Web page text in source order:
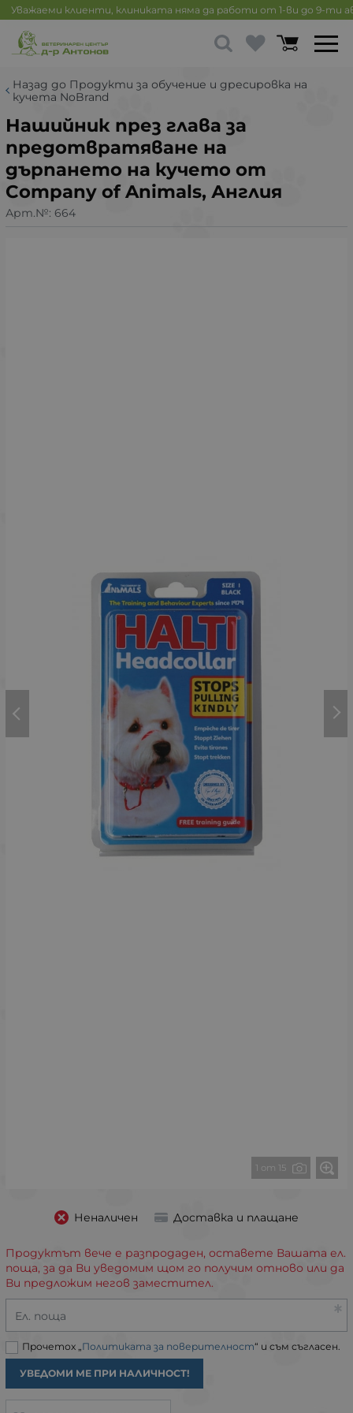
Уважаеми клиенти, клиниката няма да работи от 1-ви до 9-ти
Назад до Продукти за обучение и дресировка на
кучета NoBrand
Нашийник през глава за
предотвратяване на
дърпането на кучето от
Company of Animals, Англия
Арт.№: 664
1 от 15
Неналичен Доставка и плащане
Продуктът вече е разпродаден, оставете Вашата ел.
поща, за да Ви уведомим щом го получим отново или да
Ви предложим негов заместител.
Ел. поща
Прочетох „Политиката за поверителност“ и съм съгласен.
УВЕДОМИ МЕ ПРИ НАЛИЧНОСТ!